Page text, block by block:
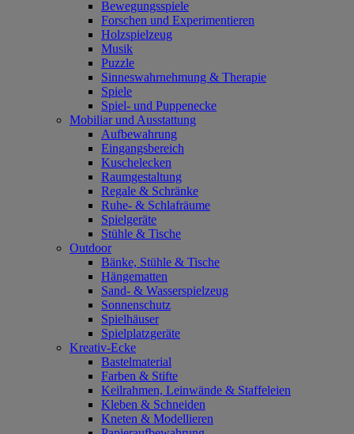
Bewegungsspiele
Forschen und Experimentieren
Holzspielzeug
Musik
Puzzle
Sinneswahrnehmung & Therapie
Spiele
Spiel- und Puppenecke
Mobiliar und Ausstattung
Aufbewahrung
Eingangsbereich
Kuschelecken
Raumgestaltung
Regale & Schränke
Ruhe- & Schlafräume
Spielgeräte
Stühle & Tische
Outdoor
Bänke, Stühle & Tische
Hängematten
Sand- & Wasserspielzeug
Sonnenschutz
Spielhäuser
Spielplatzgeräte
Kreativ-Ecke
Bastelmaterial
Farben & Stifte
Keilrahmen, Leinwände & Staffeleien
Kleben & Schneiden
Kneten & Modellieren